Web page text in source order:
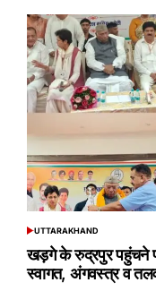
POSTED
UTTARAKHAND
खड़गे के रुद्रपुर पहुंचने
स्वागत, अंगवस्त्र व